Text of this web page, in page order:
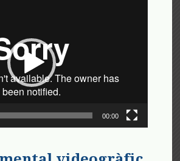
00:00